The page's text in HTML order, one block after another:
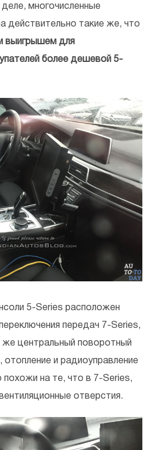
многочисленные
действительно такие же, что
выигрышем для
более дешевой 5-
5-Series расположен
передач 7-Series,
центральный поворотный
и радиоуправление
похожи на те, что в 7-Series,
отверстия.